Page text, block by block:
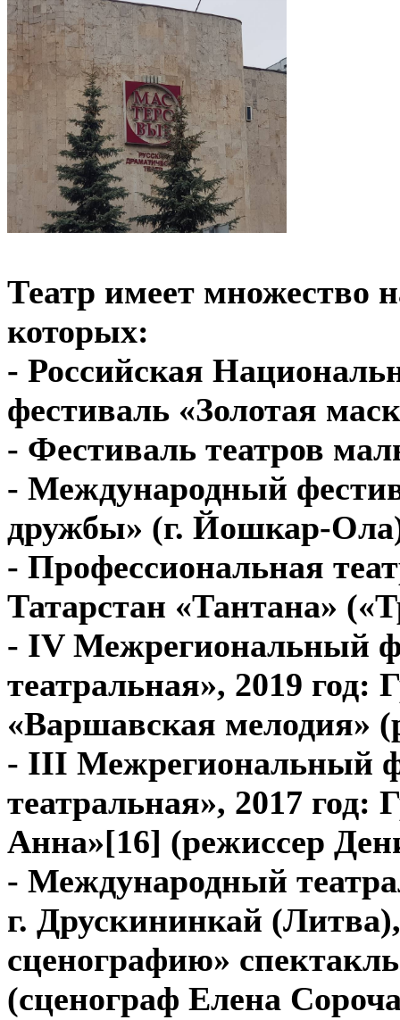
Театр имеет множество
которых:
- Российская
фестиваль «Золотая
- Фестиваль театров
- Международный
дружбы» (г. Йошкар-
- Профессиональная
Татарстан «Тантана»
- IV Межрегиональный
театральная», 2019 год:
«Варшавская мелодия»
- III Межрегиональный
театральная», 2017 год:
Анна»[16] (режиссер
- Международный
г. Друскининкай
сценографию»
(сценограф Елена